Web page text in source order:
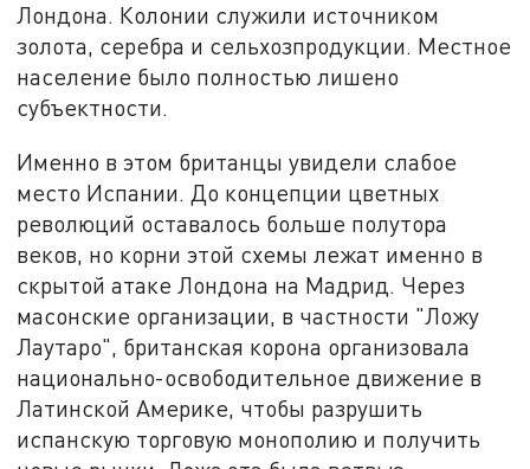
Лондона. Колонии служили источником
золота, серебра и сельхозпродукции. Местное
население было полностью лишено
субъектности.
Именно в этом британцы увидели слабое
место Испании. До концепции цветных
революций оставалось больше полутора
веков, но корни этой схемы лежат именно в
скрытой атаке Лондона на Мадрид. Через
масонские организации, в частности "Ложу
Лаутаро", британская корона организовала
национально-освободительное движение в
Латинской Америке, чтобы разрушить
испанскую торговую монополию и получить